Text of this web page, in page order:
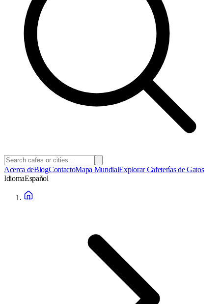
Acerca deBlogContactoMapa MundialExplorar Cafeterías de Gatos
IdiomaEspañol